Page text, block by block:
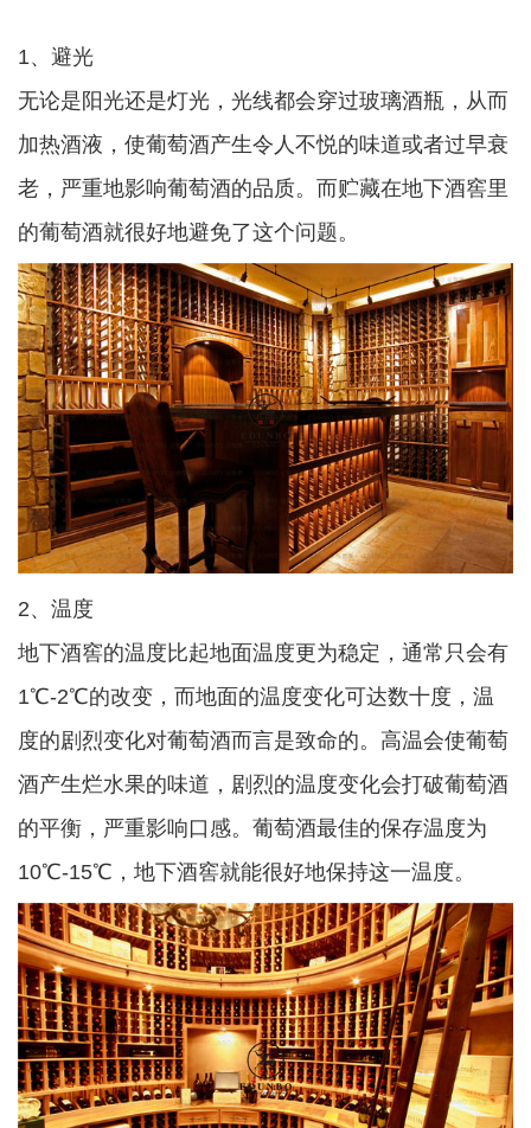
1、避光
无论是阳光还是灯光，光线都会穿过玻璃酒瓶，从而
加热酒液，使葡萄酒产生令人不悦的味道或者过早衰
老，严重地影响葡萄酒的品质。而贮藏在地下酒窖里
的葡萄酒就很好地避免了这个问题。
2、温度
地下酒窖的温度比起地面温度更为稳定，通常只会有
1℃-2℃的改变，而地面的温度变化可达数十度，温
度的剧烈变化对葡萄酒而言是致命的。高温会使葡萄
酒产生烂水果的味道，剧烈的温度变化会打破葡萄酒
的平衡，严重影响口感。葡萄酒最佳的保存温度为
10℃-15℃，地下酒窖就能很好地保持这一温度。